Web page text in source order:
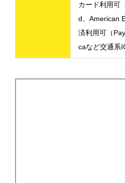
カード利用可
d、American
済利用可（
caなど交通系